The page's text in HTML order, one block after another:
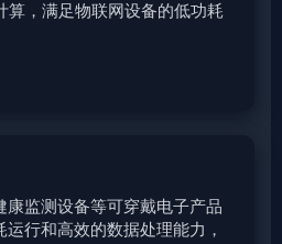
算，满足物联网设备的低功耗
康监测设备等可穿戴电子产品
行和高效的数据处理能力，